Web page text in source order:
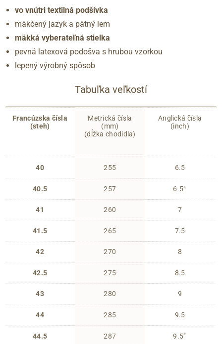
vo vnútri textilná podšívka
mäkčený jazyk a pätný lem
mäkká vyberateľná stielka
pevná latexová podošva s hrubou vzorkou
lepený výrobný spôsob
Tabuľka veľkostí
Francúzska čísla
(steh)
40
40.5
41
41.5
42
42.5
43
44
44.5
Metrická čísla
(mm)
(dĺžka chodidla)
255
257
260
265
270
275
280
285
287
Anglická čísla
(inch)
6.5
6.5+
7
7.5
8
8.5
9
9.5
9.5+